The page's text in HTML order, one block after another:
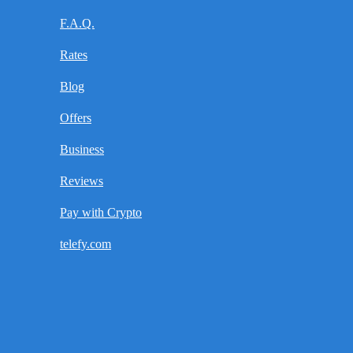
F.A.Q.
Rates
Blog
Offers
Business
Reviews
Pay with Crypto
telefy.com